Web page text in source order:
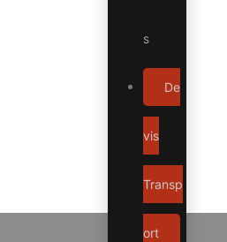
s
De
vis
Transp
ort